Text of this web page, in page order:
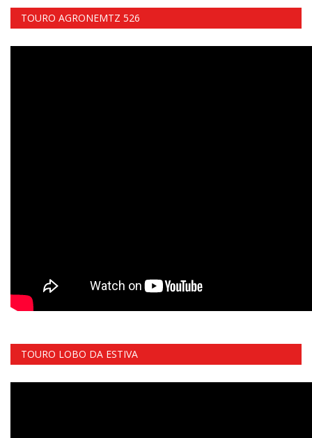
TOURO AGRONEMTZ 526
TOURO LOBO DA ESTIVA